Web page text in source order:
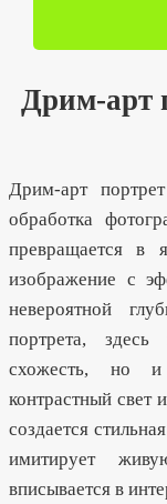
Дрим-арт
Дрим-арт
обработка
превращается в
изображение с
невероятной
портрета,
схожесть, но и
контрастный свет
создается
имитирует
вписывается в